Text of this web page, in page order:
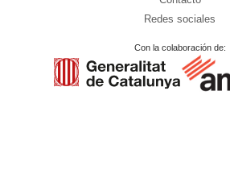
Redes sociales
Con la colaboración de: